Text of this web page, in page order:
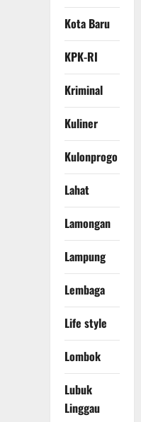
Kota Baru
KPK-RI
Kriminal
Kuliner
Kulonprogo
Lahat
Lamongan
Lampung
Lembaga
Life style
Lombok
Lubuk
Linggau